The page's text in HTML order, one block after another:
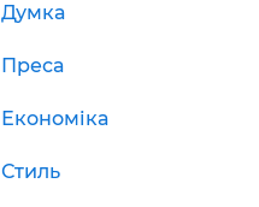
Думка
Преса
Економіка
Стиль